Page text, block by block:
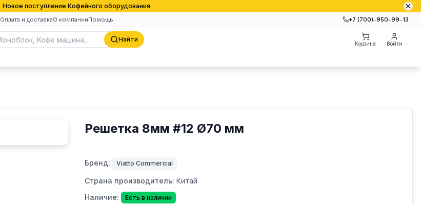
Новое поступление Кофейного оборудования
Оплата и доставкаО компанииПомощь +7 (700)‒950‒99‒13
Найти
Корзина Войти
Решетка 8мм #12 Ø70 мм
Бренд: Viatto Commercial
Страна производитель: Китай
Наличие:
Есть в наличии